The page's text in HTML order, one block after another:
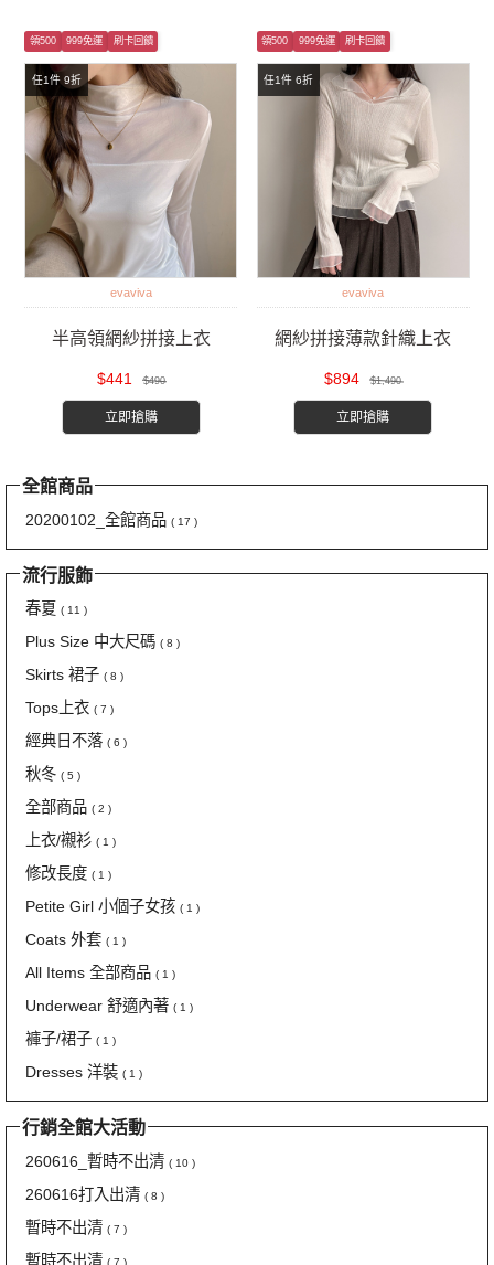
任1件 9折
領500 999免運 刷卡回饋
evaviva
半高領網紗拼接上衣
$441 $490
立即搶購
任1件 6折
領500 999免運 刷卡回饋
evaviva
網紗拼接薄款針織上衣
$894 $1,490
立即搶購
全館商品
20200102_全館商品 ( 17 )
流行服飾
春夏 ( 11 )
Plus Size 中大尺碼 ( 8 )
Skirts 裙子 ( 8 )
Tops上衣 ( 7 )
經典日不落 ( 6 )
秋冬 ( 5 )
全部商品 ( 2 )
上衣/襯衫 ( 1 )
修改長度 ( 1 )
Petite Girl 小個子女孩 ( 1 )
Coats 外套 ( 1 )
All Items 全部商品 ( 1 )
Underwear 舒適內著 ( 1 )
褲子/裙子 ( 1 )
Dresses 洋裝 ( 1 )
行銷全館大活動
260616_暫時不出清 ( 10 )
260616打入出清 ( 8 )
暫時不出清 ( 7 )
暫時不出清 ( 7 )